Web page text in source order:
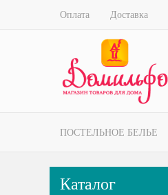
Оплата Доставка
ПОСТЕЛЬНОЕ БЕЛЬЕ
Каталог